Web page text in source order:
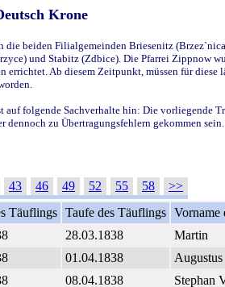
Krone
beiden Filialgemeinden Briesenitz
und Stabitz (Zdbice). Die Pfarrei
Ab diesem Zeitpunkt, müssen für
auf folgende Sachverhalte hin: Die vorliegende
zu Übertragungsfehlern gekommen
43 46 49 52 55 58
>>
Täuflings Taufe des Täuflings Vorname
28.03.1838 Martin
01.04.1838 Augustus
08.04.1838 Stephan